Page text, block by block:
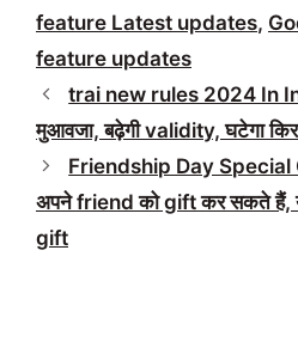
feature Latest updates,
feature updates
trai new rules 2024 In
मुआवजा, बढ़ेगी validity, घटेगा
Friendship Day
अपने friend को gift कर सकते
gift